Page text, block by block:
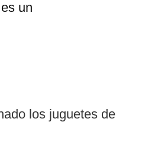
un
los juguetes de